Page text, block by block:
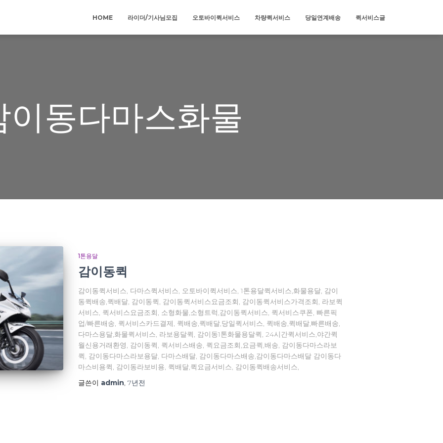
HOME 라이더/기사님모집 오토바이퀵서비스 차량퀵서비스 당일연계배송 퀵서비스글
이동다마스화물
1톤용달
감이동퀵
감이동퀵서비스, 다마스퀵서비스, 오토바이퀵서비스, 1톤용달퀵서비스,화물용달, 감이
동퀵배송,퀵배달, 감이동퀵, 감이동퀵서비스요금조회, 감이동퀵서비스가격조회, 라보퀵
서비스, 퀵서비스요금조회, 소형화물,소형트럭,감이동퀵서비스, 퀵서비스쿠폰, 빠른픽
업/빠른배송, 퀵서비스카드결제, 퀵배송,퀵배달,당일퀵서비스, 퀵배송,퀵배달,빠른배송,
다마스용달,화물퀵서비스, 라보용달퀵, 감이동1톤화물용달퀵, 24시간퀵서비스,야간퀵
월신용거래환영, 감이동퀵, 퀵서비스배송, 퀵요금조회,요금퀵,배송, 감이동다마스라보
퀵, 감이동다마스라보용달, 다마스배달, 감이동다마스배송,감이동다마스배달 감이동다
마스비용퀵, 감이동라보비용, 퀵배달,퀵요금서비스, 감이동퀵배송서비스,
글쓴이 admin, 7년전